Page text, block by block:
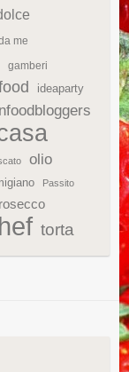
me
gamberi
ideaparty
olio
Passito
torta